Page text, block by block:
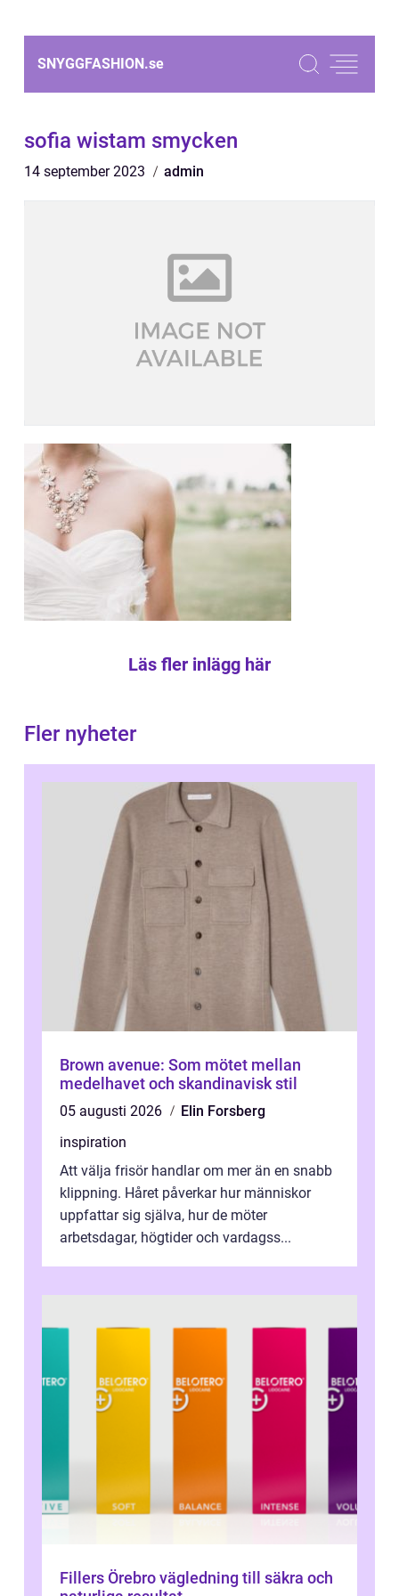
SNYGGFASHION.se
sofia wistam smycken
14 september 2023 admin
Läs fler inlägg här
Fler nyheter
Brown avenue: Som mötet mellan
medelhavet och skandinavisk stil
05 augusti 2026
Elin Forsberg
inspiration
Att välja frisör handlar om mer än en snabb
klippning. Håret påverkar hur människor
uppfattar sig själva, hur de möter
arbetsdagar, högtider och vardagss...
Fillers Örebro vägledning till säkra och